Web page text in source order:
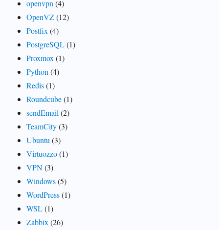
openvpn (4)
OpenVZ(12)
Postfix (4)
PostgreSQL(1)
Proxmox (1)
Python (4)
Redis(1)
Roundcube(1)
sendEmail (2)
TeamCity(3)
Ubuntu (3)
Virtuozzo(1)
VPN(3)
Windows(5)
WordPress(1)
WSL(1)
Zabbix (26)